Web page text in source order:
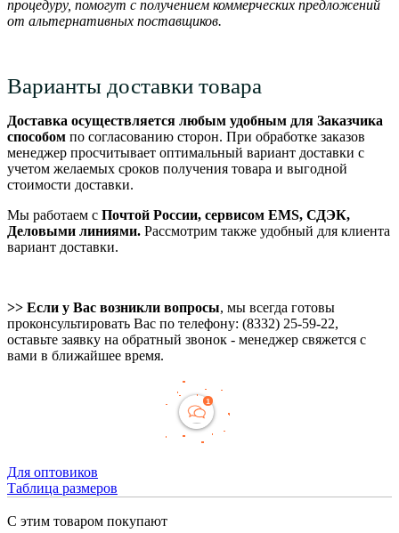
процедуру, помогут с получением коммерческих предложений
от альтернативных поставщиков.
Варианты доставки товара
Доставка осуществляется любым удобным для Заказчика
способом по согласованию сторон. При обработке заказов
менеджер просчитывает оптимальный вариант доставки с
учетом желаемых сроков получения товара и выгодной
стоимости доставки.
Мы работаем с Почтой России, сервисом EMS, СДЭК,
Деловыми линиями. Рассмотрим также удобный для клиента
вариант доставки.
>> Если у Вас возникли вопросы, мы всегда готовы
проконсультировать Вас по телефону: (8332) 25-59-22,
оставьте заявку на обратный звонок - менеджер свяжется с
вами в ближайшее время.
Для оптовиков
Таблица размеров
С этим товаром покупают